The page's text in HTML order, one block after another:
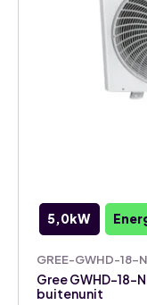
5,0kW
GREE-GWHD-18-
Gree GWHD-18-
buitenunit